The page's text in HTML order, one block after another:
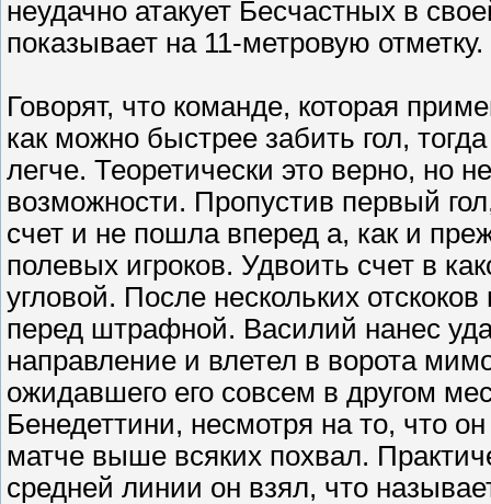
неудачно атакует Бесчастных в
показывает на 11-метровую
Говорят, что команде, которая
как можно быстрее забить гол,
легче. Теоретически это верно, но
возможности. Пропустив первый
счет и не пошла вперед а, как и
полевых игроков. Удвоить счет в
угловой. После нескольких
перед штрафной. Василий нанес
направление и влетел в ворота
ожидавшего его совсем в другом
Бенедеттини, несмотря на то, что
матче выше всяких похвал.
средней линии он взял, что